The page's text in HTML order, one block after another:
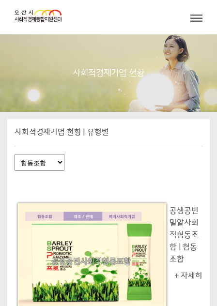
사회적경제기업 현황
사회적경제기업 현황 | 유형별
공생공빈
밀알사회
적협동조
합 | 협동
조합
+ 자세히